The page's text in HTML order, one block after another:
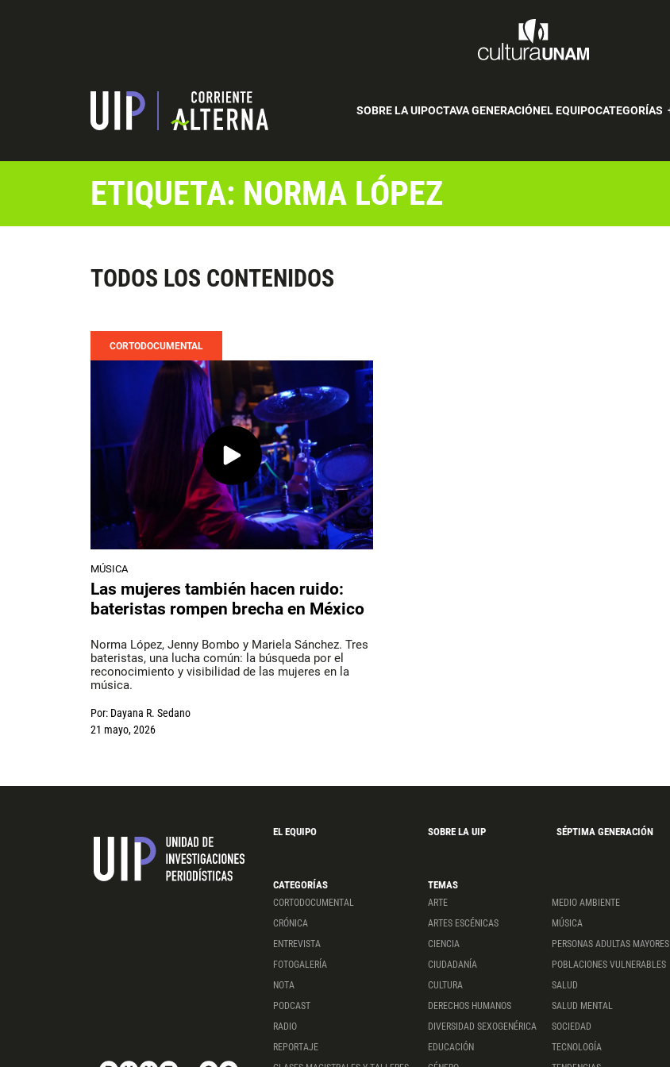
SOBRE LA UIPOCTAVA GENERACIÓNEL EQUIPOCATEGORÍAS
ETIQUETA: NORMA LÓPEZ
TODOS LOS CONTENIDOS
CORTODOCUMENTAL
MÚSICA
Las mujeres también hacen ruido:
bateristas rompen brecha en México
Norma López, Jenny Bombo y Mariela Sánchez. Tres
bateristas, una lucha común: la búsqueda por el
reconocimiento y visibilidad de las mujeres en la
música.
Por: Dayana R. Sedano
21 mayo, 2026
EL EQUIPO SOBRE LA UIP SÉPTIMA GENERACIÓN
CATEGORÍAS
CORTODOCUMENTAL
CRÓNICA
ENTREVISTA
FOTOGALERÍA
NOTA
PODCAST
RADIO
REPORTAJE
TEMAS
ARTE
ARTES ESCÉNICAS
CIENCIA
CIUDADANÍA
CULTURA
DERECHOS HUMANOS
DIVERSIDAD SEXOGENÉRICA
EDUCACIÓN
MEDIO AMBIENTE
MÚSICA
PERSONAS ADULTAS MAYORES
POBLACIONES VULNERABLES
SALUD
SALUD MENTAL
SOCIEDAD
TECNOLOGÍA